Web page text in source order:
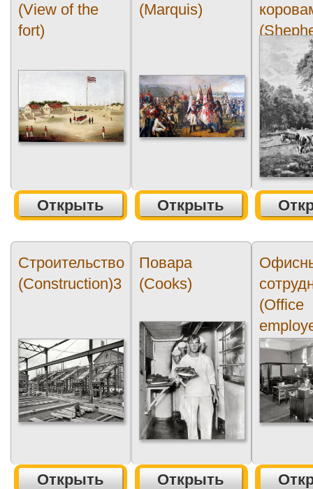
(View of the
fort)
Открыть
(Marquis)
Открыть
cows)
Строительство
(Construction)3
Открыть
Повара
(Cooks)
Открыть
(Office